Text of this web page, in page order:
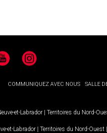
Instagram
COMMUNIQUEZ AVEC NOUS SALLE
et-Labrador | Territoires du Nord-
et-Labrador | Territoires du Nord-Ouest |